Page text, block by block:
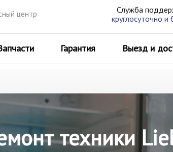
центр
Служба
круглосуточно
Гарантия Выезд и
техники